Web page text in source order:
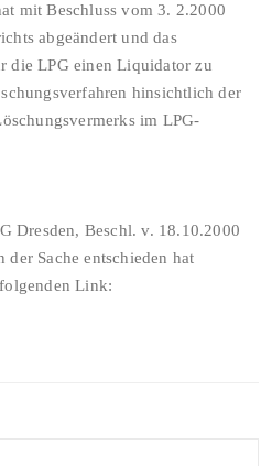
mit Beschluss vom 3. 2.2000
abgeändert und das
die LPG einen Liquidator zu
hinsichtlich der
im LPG-
Dresden, Beschl. v. 18.10.2000
Sache entschieden hat
Link: